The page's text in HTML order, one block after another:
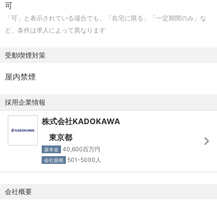
ージのご案内と併せ、
応募課題（履歴書・職務経歴書は必須。職種によってそ
の他課題有り）のご提出依頼を
以降、選考に関しては弊社システムのマイページよりご
ますようお願いいたします
【求める人材】
・書籍（ビジネス書、自己啓発書、実用書、エッセイ、ノ
ンフィクションなど）の編集経験
・過去に3万部以上出した経験のある方
・書籍編集はもちろん、セミナーや動画、サブスクモデル
・将来的にマネジメント業務にも挑戦してみたいと思って
可
「可」と表示されている場合でも、「在宅に限る」「一定期間のみ」な
ど、条件は求人によって異なります
受動喫煙対策
屋内禁煙
採用企業情報
株式会社KADOKAWA
東京都
資本金 40,600百万円
会社規模 501-5000人
会社概要